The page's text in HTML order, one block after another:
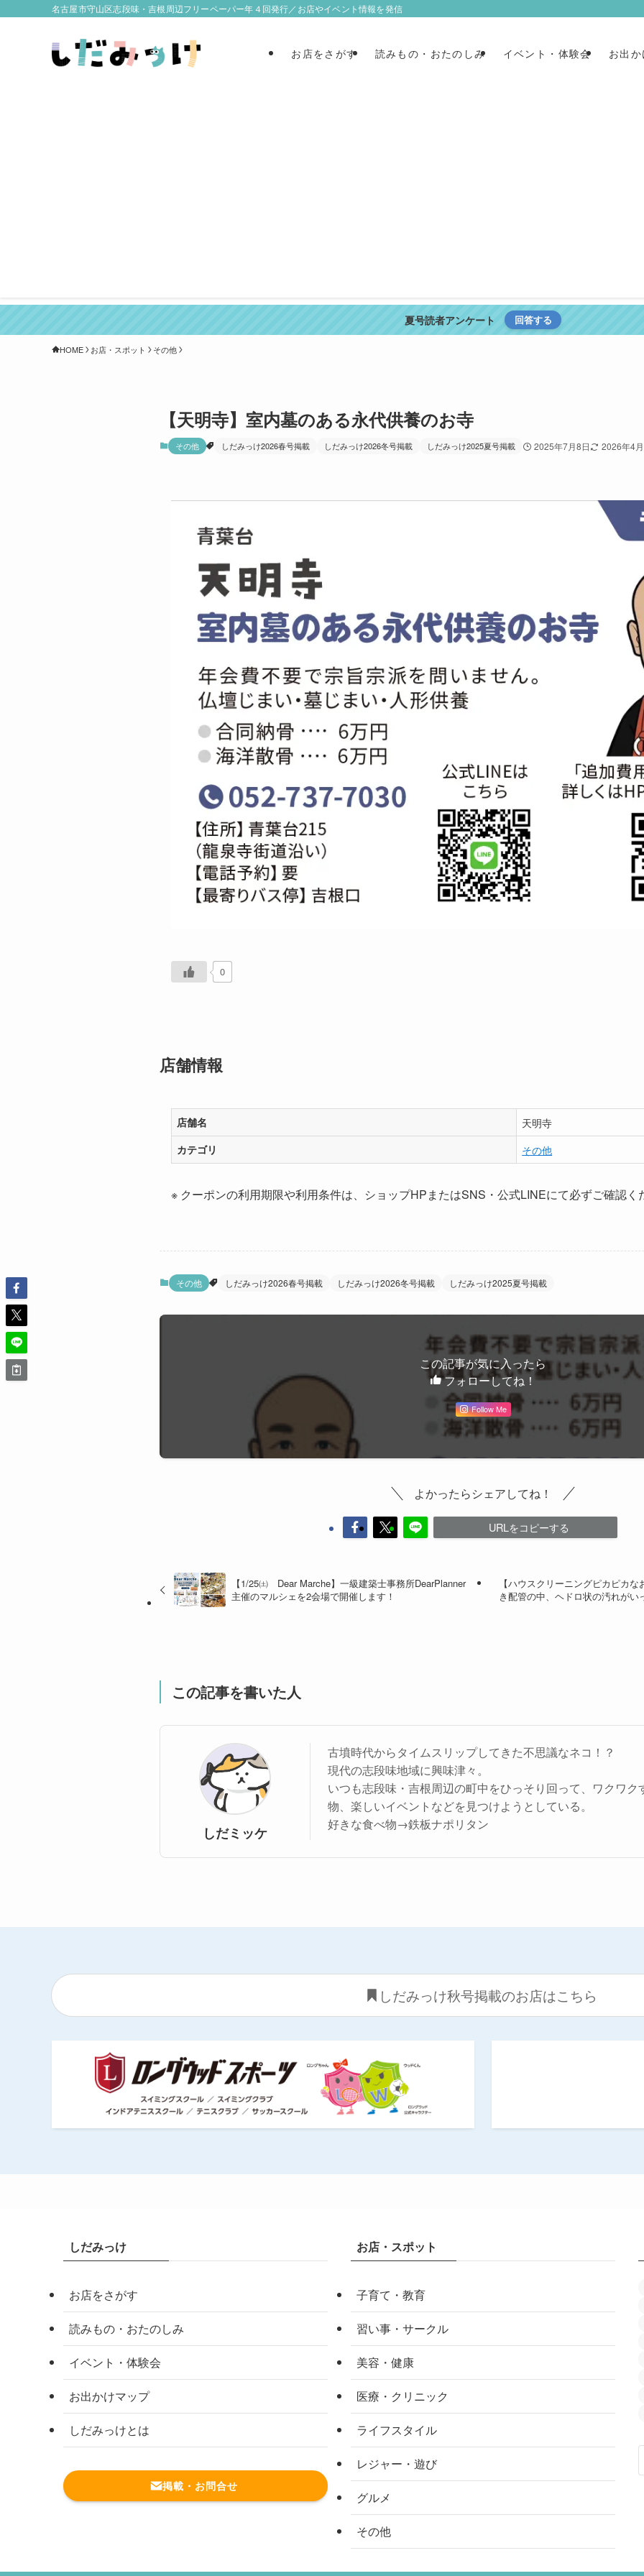
名古屋市守山区志段味・吉根周辺フリーペーパー年４回発行／お店やイベント情報を発信
お店をさがす 読みもの・おたのしみ イベント・体験会 お出
夏号読者アンケート 回答する
HOME お店・スポット その他
【天明寺】室内墓のある永代供養のお寺
その他 しだみっけ2026春号掲載 しだみっけ2026冬号掲載 しだみっけ2025夏号掲載 2025年7月8日 2026年4
0
店舗情報
店舗名 天明寺
カテゴリ その他
※ クーポンの利用期限や利用条件は、ショップHPまたはSNS・公式LINEにて必ずご確認く
その他 しだみっけ2026春号掲載 しだみっけ2026冬号掲載 しだみっけ2025夏号掲載
この記事が気に入ったら
フォローしてね！
Follow Me
よかったらシェアしてね！
URLをコピーする
【1/25㈯ Dear Marche】一級建築士事務所DearPlanner
主催のマルシェを2会場で開催します！
【ハウスクリーニングピカピカ
き配管の中、ヘドロ状の汚れがい
この記事を書いた人
しだミッケ
古墳時代からタイムスリップしてきた不思議なネコ！？
現代の志段味地域に興味津々。
いつも志段味・吉根周辺の町中をひっそり回って、ワクワ
物、楽しいイベントなどを見つけようとしている。
好きな食べ物→鉄板ナポリタン
しだみっけ秋号掲載のお店はこちら
しだみっけ
お店をさがす
読みもの・おたのしみ
イベント・体験会
お出かけマップ
しだみっけとは
掲載・お問合せ
お店・スポット
子育て・教育
習い事・サークル
美容・健康
医療・クリニック
ライフスタイル
レジャー・遊び
グルメ
その他